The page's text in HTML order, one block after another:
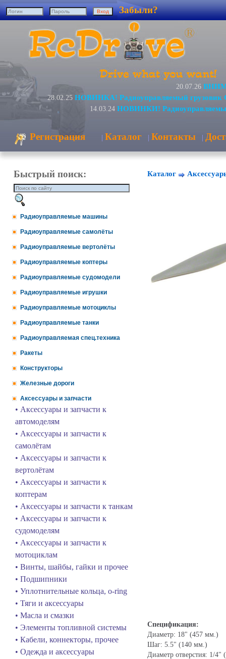
Забыли?
20.07.26
28.02.25 НОВИНКА! Радиоуправляемый грузовик
14.03.24 НОВИНКИ!
Регистрация | Каталог | Контакты |
Быстрый поиск:
Радиоуправляемые машины
Радиоуправляемые самолёты
Радиоуправляемые вертолёты
Радиоуправляемые коптеры
Радиоуправляемые судомодели
Радиоуправляемые игрушки
Радиоуправляемые мотоциклы
Радиоуправляемые танки
Радиоуправляемая спец.техника
Ракеты
Конструкторы
Железные дороги
Аксессуары и запчасти
• Аксессуары и запчасти к
автомоделям
• Аксессуары и запчасти к
самолётам
• Аксессуары и запчасти к
вертолётам
• Аксессуары и запчасти к
коптерам
• Аксессуары и запчасти к танкам
• Аксессуары и запчасти к
судомоделям
• Аксессуары и запчасти к
мотоциклам
• Винты, шайбы, гайки и прочее
• Подшипники
• Уплотнительные кольца, o-ring
• Тяги и аксессуары
• Масла и смазки
• Элементы топливной системы
• Кабели, коннекторы, прочее
• Одежда и аксессуары
Каталог
Спецификация:
Диаметр: 18" (457 мм.)
Шаг: 5.5" (140 мм.)
Диаметр отверстия: 1/4"